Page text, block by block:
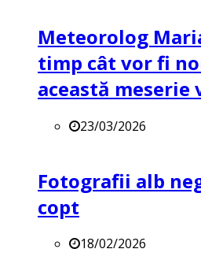
Meteorolog
timp cât vor fi
această meserie
23/03/2026
Fotografii alb
copt
18/02/2026